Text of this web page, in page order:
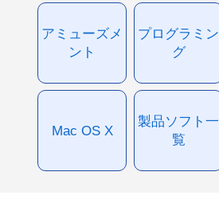
アミューズメ
ント
プログラミン
グ
Mac OS X
製品ソフト一
覧